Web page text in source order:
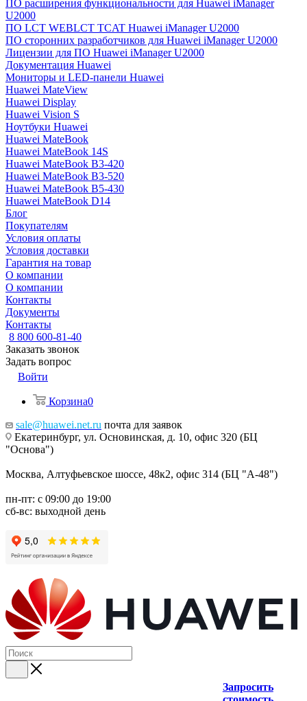
ПО расширения функциональности для Huawei iManager
U2000
ПО LCT WEBLCT TCAT Huawei iManager U2000
ПО сторонних разработчиков для Huawei iManager U2000
Лицензии для ПО Huawei iManager U2000
Документация Huawei
Мониторы и LED-панели Huawei
Huawei MateView
Huawei Display
Huawei Vision S
Ноутбуки Huawei
Huawei MateBook
Huawei MateBook 14S
Huawei MateBook B3-420
Huawei MateBook B3-520
Huawei MateBook B5-430
Huawei MateBook D14
Блог
Покупателям
Условия оплаты
Условия доставки
Гарантия на товар
О компании
О компании
Контакты
Документы
Контакты
8 800 600-81-40
Заказать звонок
Задать вопрос
Войти
Корзина0
sale@huawei.net.ru почта для заявок
Екатеринбург, ул. Основинская, д. 10, офис 320 (БЦ
"Основа")
Москва, Алтуфьевское шоссе, 48к2, офис 314 (БЦ "А-48")
пн-пт: с 09:00 до 19:00
сб-вс: выходной день
Запросить